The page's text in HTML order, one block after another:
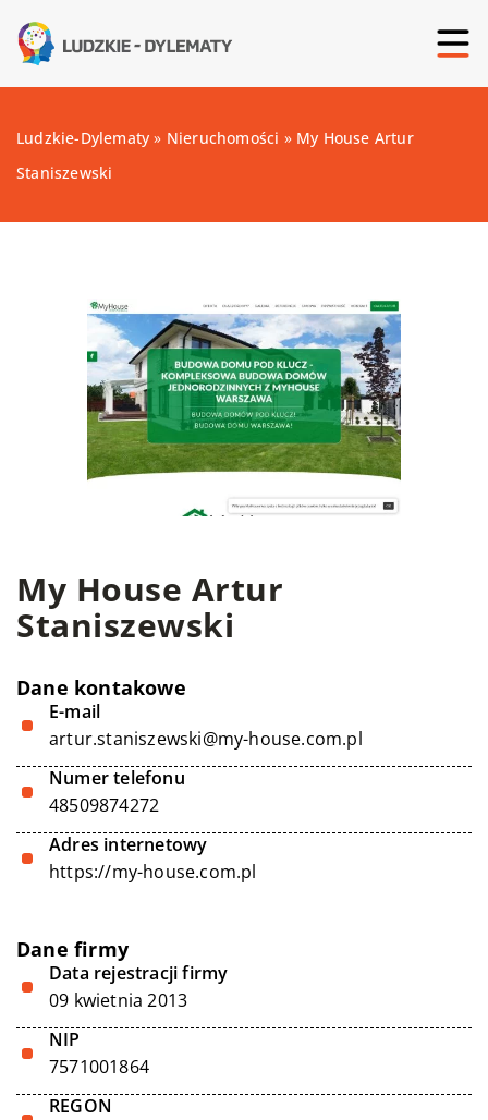
Ludzkie-Dylematy » Nieruchomości » My House Artur
Staniszewski
My House Artur
Staniszewski
Dane kontakowe
E-mail
artur.staniszewski@my-house.com.pl
Numer telefonu
48509874272
Adres internetowy
https://my-house.com.pl
Dane firmy
Data rejestracji firmy
09 kwietnia 2013
NIP
7571001864
REGON